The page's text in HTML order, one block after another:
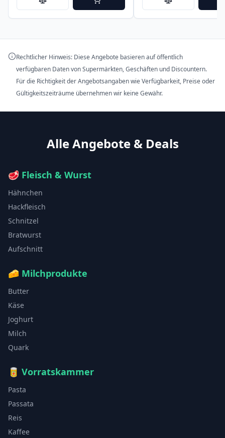
Rechtlicher Hinweis: Diese Angebote basieren auf öffentlich
verfügbaren Daten von Supermärkten, Geschäften und Discountern.
Für die Richtigkeit der Angebotsangaben wie Verfügbarkeit, Preise oder
Gültigkeitszeiträume übernehmen wir keine Gewähr.
Alle Angebote & Deals
🥩 Fleisch & Wurst
Hähnchen
Hackfleisch
Schnitzel
Bratwurst
Aufschnitt
🧀 Milchprodukte
Butter
Käse
Joghurt
Milch
Quark
🥫 Vorratskammer
Pasta
Passata
Reis
Kaffee